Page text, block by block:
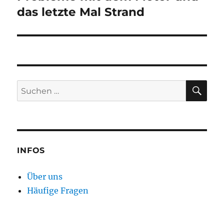
das letzte Mal Strand
Suchen
nach:
INFOS
Über uns
Häufige Fragen